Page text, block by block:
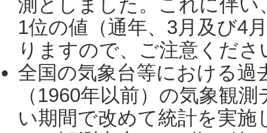
1位の値（通年、3月及び4
りますので、ご注意くだ
全国の気象台等における過
（1960年以前）の気象観
い期間で改めて統計を実